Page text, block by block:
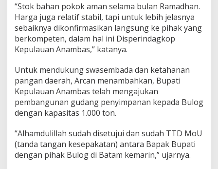
“Stok bahan pokok aman selama bulan Ramadhan.
Harga juga relatif stabil, tapi untuk lebih jelasnya
sebaiknya dikonfirmasikan langsung ke pihak yang
berkompeten, dalam hal ini Disperindagkop
Kepulauan Anambas,” katanya.
Untuk mendukung swasembada dan ketahanan
pangan daerah, Arcan menambahkan, Bupati
Kepulauan Anambas telah mengajukan
pembangunan gudang penyimpanan kepada Bulog
dengan kapasitas 1.000 ton.
“Alhamdulillah sudah disetujui dan sudah TTD MoU
(tanda tangan kesepakatan) antara Bapak Bupati
dengan pihak Bulog di Batam kemarin,” ujarnya.